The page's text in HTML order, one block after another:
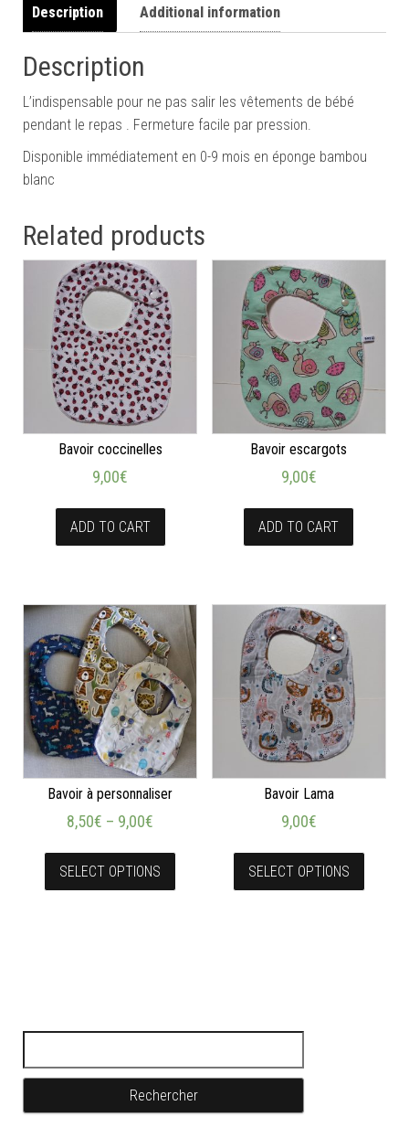
Description Additional information
Description
L’indispensable pour ne pas salir les vêtements de bébé
pendant le repas . Fermeture facile par pression.
Disponible immédiatement en 0-9 mois en éponge bambou
blanc
Related products
Bavoir coccinelles
9,00€
ADD TO CART
Bavoir escargots
9,00€
ADD TO CART
Bavoir à personnaliser
8,50€ – 9,00€
SELECT OPTIONS
Bavoir Lama
9,00€
SELECT OPTIONS